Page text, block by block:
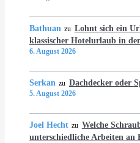
Bathuan zu Lohnt sich ein
klassischer Hotelurlaub in
6. August 2026
Serkan zu Dachdecker oder
5. August 2026
Joel Hecht zu Welche
unterschiedliche Arbeiten an